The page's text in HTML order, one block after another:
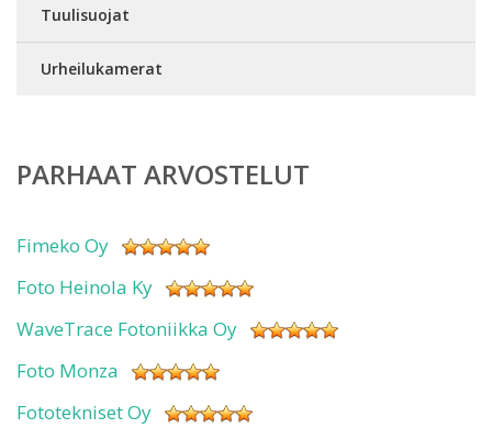
Tuulisuojat
Urheilukamerat
PARHAAT ARVOSTELUT
Fimeko Oy
Foto Heinola Ky
WaveTrace Fotoniikka Oy
Foto Monza
Fototekniset Oy